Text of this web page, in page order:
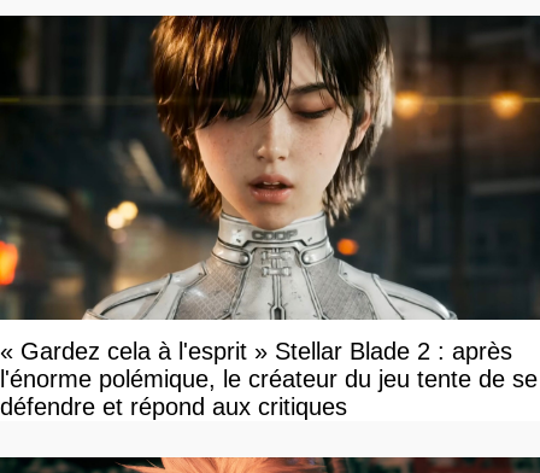
« Gardez cela à l'esprit » Stellar Blade 2 : après
l'énorme polémique, le créateur du jeu tente de se
défendre et répond aux critiques